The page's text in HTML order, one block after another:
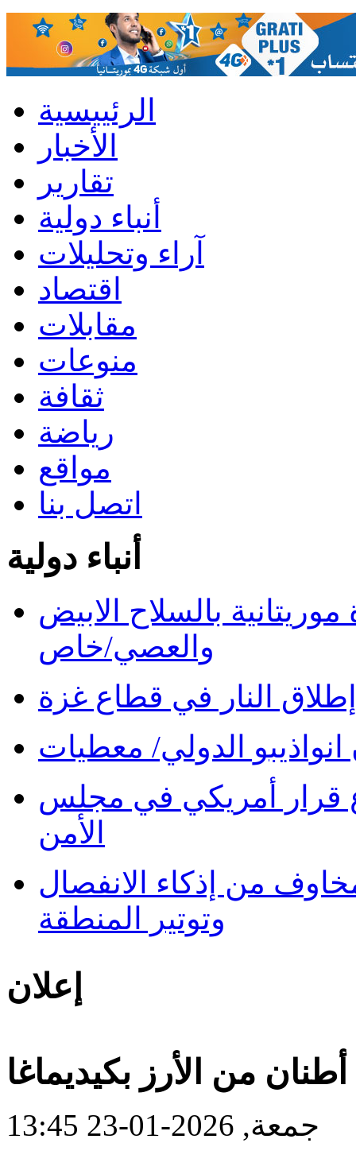
الرئييسية
الأخبار
تقارير
أنباء دولية
آراء وتحليلات
اقتصاد
مقابلات
منوعات
ثقافة
رياضة
مواقع
اتصل بنا
أنباء دولية
بالسلاح الابيض
والعصي/خاص
النار في قطاع غزة
الدولي/ معطيات
قرار أمريكي في مجلس
الأمن
من إذكاء الانفصال
وتوتير المنطقة
إعلان
جمعة, 2026-01-23 13:45